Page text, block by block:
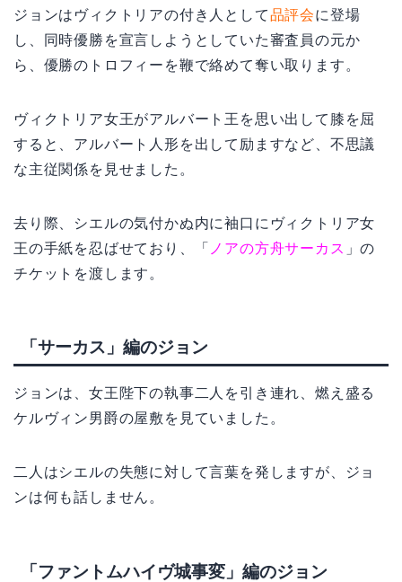
ジョンはヴィクトリアの付き人として品評会に登場
し、同時優勝を宣言しようとしていた審査員の元か
ら、優勝のトロフィーを鞭で絡めて奪い取ります。
ヴィクトリア女王がアルバート王を思い出して膝を屈
すると、アルバート人形を出して励ますなど、不思議
な主従関係を見せました。
去り際、シエルの気付かぬ内に袖口にヴィクトリア女
王の手紙を忍ばせており、「 ノアの方舟サーカス 」の
チケットを渡します。
「サーカス」編のジョン
ジョンは、女王陛下の執事二人を引き連れ、燃え盛る
ケルヴィン男爵の屋敷を見ていました。
二人はシエルの失態に対して言葉を発しますが、ジョ
ンは何も話しません。
「ファントムハイヴ城事変」編のジョン